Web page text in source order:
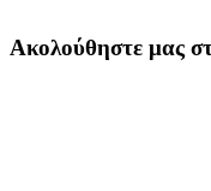
Ακολούθηστε μας